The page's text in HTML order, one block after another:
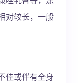
对较长，一般
佳或伴有全身